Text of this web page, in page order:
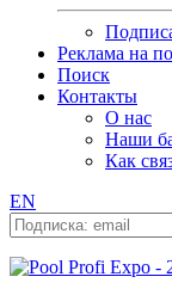
Реклама на
Поиск
Контакты
О нас
Наши
Как
EN